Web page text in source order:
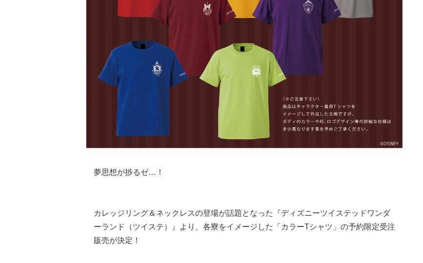
夢思想が捗るゼ…！
カレッジリング＆ネックレスの登場が話題となった『ディズニーツイステッドワンダ
ーランド（ツイステ）』より、各寮をイメージした「カラーTシャツ」の予約限定受注
販売が決定！